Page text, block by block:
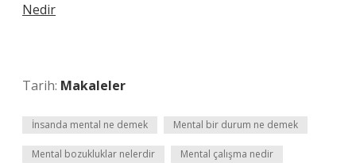
Nedir
Tarih: Makaleler
İnsanda mental ne demek Mental bir durum ne demek
Mental bozukluklar nelerdir Mental çalışma nedir